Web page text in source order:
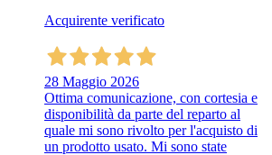
Acquirente verificato
28 Maggio 2026
Ottima comunicazione, con cortesia e
disponibilità da parte del reparto al
quale mi sono rivolto per l'acquisto di
un prodotto usato. Mi sono state